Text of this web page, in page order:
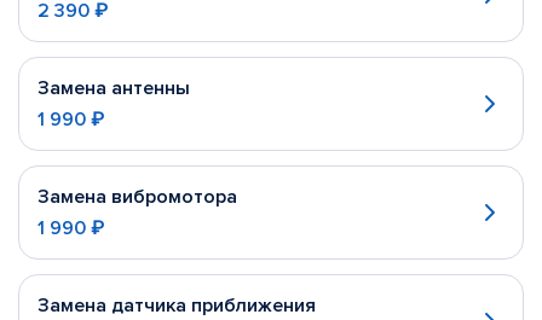
2 390 ₽
Замена антенны
1 990 ₽
Замена вибромотора
1 990 ₽
Замена датчика приближения